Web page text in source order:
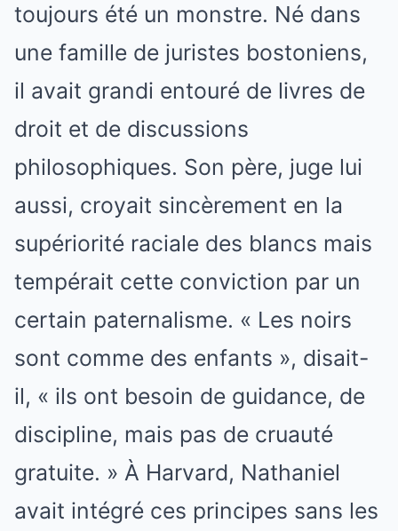
toujours été un monstre. Né dans
une famille de juristes bostoniens,
il avait grandi entouré de livres de
droit et de discussions
philosophiques. Son père, juge lui
aussi, croyait sincèrement en la
supériorité raciale des blancs mais
tempérait cette conviction par un
certain paternalisme. « Les noirs
sont comme des enfants », disait-
il, « ils ont besoin de guidance, de
discipline, mais pas de cruauté
gratuite. » À Harvard, Nathaniel
avait intégré ces principes sans les